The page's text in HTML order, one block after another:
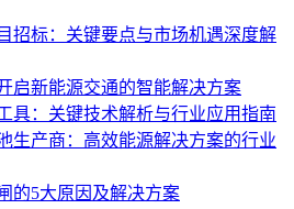
招标：关键要点与市场机遇深度解
启新能源交通的智能解决方案
具：关键技术解析与行业应用指南
生产商：高效能源解决方案的行业
的5大原因及解决方案